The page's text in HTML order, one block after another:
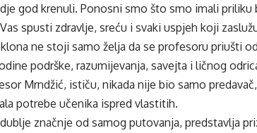
god krenuli. Ponosni smo što smo imali
spusti zdravlje, sreću i svaki uspjeh koji
ne stoji samo želja da se profesoru priušti
podrške, razumijevanja, savejta i ličnog
Mrndžić, ističu, nikada nije bio samo
potrebe učenika ispred vlastitih.
značnje od samog putovanja, predstavlja